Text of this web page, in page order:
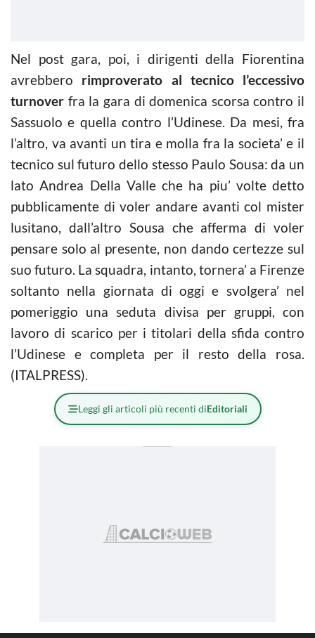
Nel post gara, poi, i dirigenti della Fiorentina
avrebbero rimproverato al tecnico l’eccessivo
turnover fra la gara di domenica scorsa contro il
Sassuolo e quella contro l’Udinese. Da mesi, fra
l’altro, va avanti un tira e molla fra la societa’ e il
tecnico sul futuro dello stesso Paulo Sousa: da un
lato Andrea Della Valle che ha piu’ volte detto
pubblicamente di voler andare avanti col mister
lusitano, dall’altro Sousa che afferma di voler
pensare solo al presente, non dando certezze sul
suo futuro. La squadra, intanto, tornera’ a Firenze
soltanto nella giornata di oggi e svolgera’ nel
pomeriggio una seduta divisa per gruppi, con
lavoro di scarico per i titolari della sfida contro
l’Udinese e completa per il resto della rosa.
(ITALPRESS).
Leggi gli articoli più recenti diEditoriali